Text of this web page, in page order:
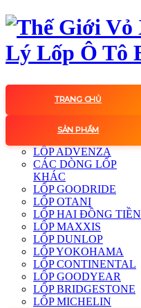
TRANG CHỦ
SẢN PHẨM
LỐP ADVENZA
CÁC DÒNG LỐP
KHÁC
LỐP GOODRIDE
LỐP OTANI
LỐP HAI ĐỒNG TIỀN
LỐP MAXXIS
LỐP DUNLOP
LỐP YOKOHAMA
LỐP CONTINENTAL
LỐP GOODYEAR
LỐP BRIDGESTONE
LỐP MICHELIN